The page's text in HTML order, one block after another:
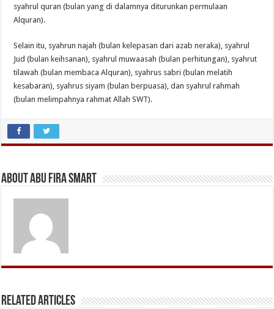
syahrul quran (bulan yang di dalamnya diturunkan permulaan
Alquran).
Selain itu, syahrun najah (bulan kelepasan dari azab neraka), syahrul
Jud (bulan keihsanan), syahrul muwaasah (bulan perhitungan), syahrut
tilawah (bulan membaca Alquran), syahrus sabri (bulan melatih
kesabaran), syahrus siyam (bulan berpuasa), dan syahrul rahmah
(bulan melimpahnya rahmat Allah SWT).
About Abu Fira Smart
Related Articles